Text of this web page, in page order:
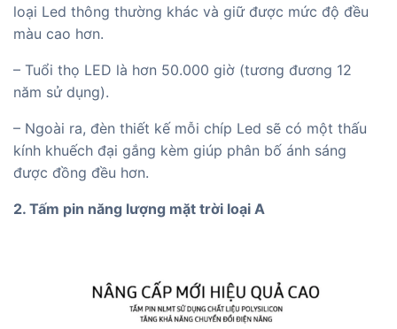
loại Led thông thường khác và giữ được mức độ đều
màu cao hơn.
– Tuổi thọ LED là hơn 50.000 giờ (tương đương 12
năm sử dụng).
– Ngoài ra, đèn thiết kế mỗi chíp Led sẽ có một thấu
kính khuếch đại gắng kèm giúp phân bố ánh sáng
được đồng đều hơn.
2. Tấm pin năng lượng mặt trời loại A